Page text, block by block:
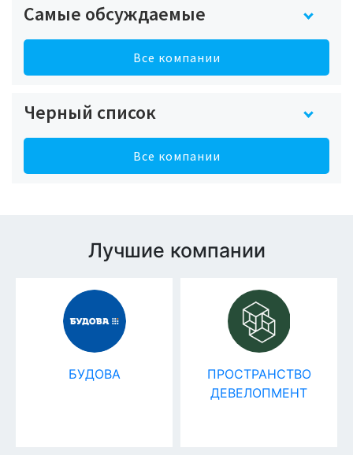
Самые обсуждаемые
Все компании
Черный список
Все компании
Лучшие компании
БУДОВА
ПРОСТРАНСТВО
ДЕВЕЛОПМЕНТ